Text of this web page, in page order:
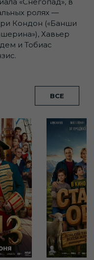
«Снегопад», в
ролях —
Кондон («Банши
Хавьер
и Тобиас
ВСЕ